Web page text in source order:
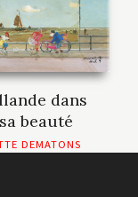
dans
beauté
DEMATONS